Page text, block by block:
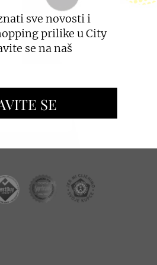
PRIJAVI SE
PROSTORA
I PROMOCIJE
sve novosti i
prilike u City
se na naš
SE